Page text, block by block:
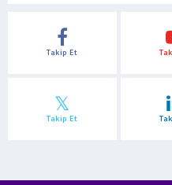
Takip Et
Takip Et